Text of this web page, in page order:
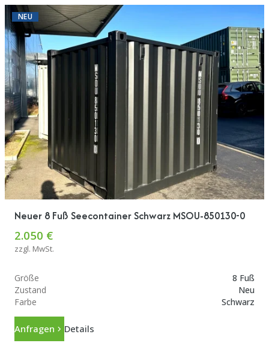
NEU
Neuer 8 Fuß Seecontainer Schwarz MSOU-850130-0
2.050 €
zzgl. MwSt.
Größe
8 Fuß
Zustand
Neu
Farbe
Schwarz
Anfragen Details